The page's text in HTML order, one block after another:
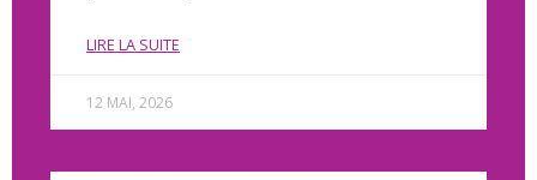
LIRE LA SUITE
12 MAI, 2026